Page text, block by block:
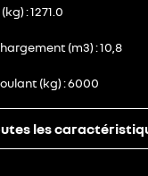
1271.0
(m3) 10,8
(kg) 6000
les